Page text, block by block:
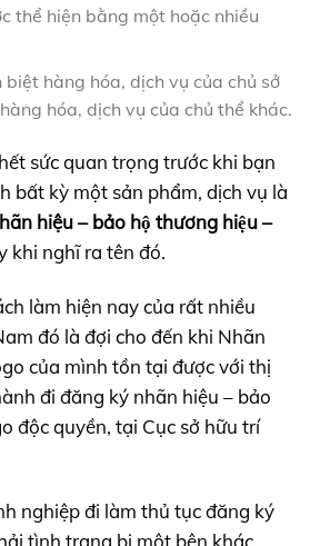
thể hiện bằng một hoặc nhiều
biệt hàng hóa, dịch vụ của chủ sở
hóa, dịch vụ của chủ thể khác.
sức quan trọng trước khi bạn
bất kỳ một sản phẩm, dịch vụ là
hiệu – bảo hộ thương hiệu –
khi nghĩ ra tên đó.
làm hiện nay của rất nhiều
đó là đợi cho đến khi Nhãn
của mình tồn tại được với thị
đi đăng ký nhãn hiệu – bảo
độc quyền, tại Cục sở hữu trí
nghiệp đi làm thủ tục đăng ký
tình trạng bị một bên khác